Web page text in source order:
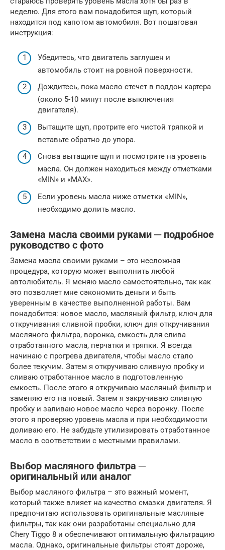
неделю. Для этого вам понадобится щуп, который
находится под капотом автомобиля. Вот пошаговая
инструкция:
Убедитесь, что двигатель заглушен и
автомобиль стоит на ровной поверхности.
Дождитесь, пока масло стечет в поддон картера
(около 5-10 минут после выключения
двигателя).
Вытащите щуп, протрите его чистой тряпкой и
вставьте обратно до упора.
Снова вытащите щуп и посмотрите на уровень
масла. Он должен находиться между отметками
«MIN» и «MAX».
Если уровень масла ниже отметки «MIN»,
необходимо долить масло.
Замена масла своими руками ─ подробное
руководство с фото
Замена масла своими руками – это несложная
процедура, которую может выполнить любой
автолюбитель. Я меняю масло самостоятельно, так как
это позволяет мне сэкономить деньги и быть
уверенным в качестве выполненной работы. Вам
понадобится: новое масло, масляный фильтр, ключ для
откручивания сливной пробки, ключ для откручивания
масляного фильтра, воронка, емкость для слива
отработанного масла, перчатки и тряпки. Я всегда
начинаю с прогрева двигателя, чтобы масло стало
более текучим. Затем я откручиваю сливную пробку и
сливаю отработанное масло в подготовленную
емкость. После этого я откручиваю масляный фильтр и
заменяю его на новый. Затем я закручиваю сливную
пробку и заливаю новое масло через воронку. После
этого я проверяю уровень масла и при необходимости
доливаю его. Не забудьте утилизировать отработанное
масло в соответствии с местными правилами.
Выбор масляного фильтра ─
оригинальный или аналог
Выбор масляного фильтра – это важный момент,
который также влияет на качество смазки двигателя. Я
предпочитаю использовать оригинальные масляные
фильтры, так как они разработаны специально для
Chery Tiggo 8 и обеспечивают оптимальную фильтрацию
масла. Однако, оригинальные фильтры стоят дороже,